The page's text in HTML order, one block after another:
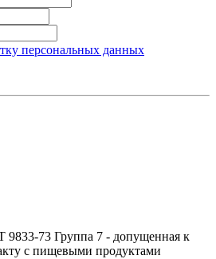
персональных данных
73 Группа 7 - допущенная к
с пищевыми продуктами